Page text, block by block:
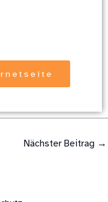
Nächster Beitrag →